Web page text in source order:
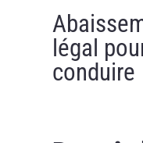
légal
conduire